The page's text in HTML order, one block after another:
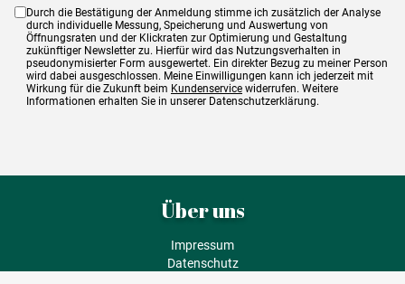
Durch die Bestätigung der Anmeldung stimme ich zusätzlich der Analyse
durch individuelle Messung, Speicherung und Auswertung von
Öffnungsraten und der Klickraten zur Optimierung und Gestaltung
zukünftiger Newsletter zu. Hierfür wird das Nutzungsverhalten in
pseudonymisierter Form ausgewertet. Ein direkter Bezug zu meiner Person
wird dabei ausgeschlossen. Meine Einwilligungen kann ich jederzeit mit
Wirkung für die Zukunft beim Kundenservice widerrufen. Weitere
Informationen erhalten Sie in unserer Datenschutzerklärung.
Über uns
Impressum
Datenschutz